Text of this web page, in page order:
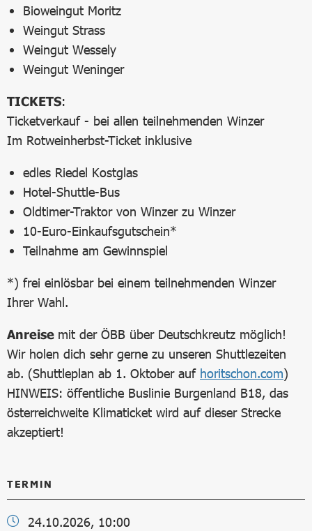
Bioweingut Moritz
Weingut Strass
Weingut Wessely
Weingut Weninger
TICKETS:
Ticketverkauf - bei allen teilnehmenden Winzer
Im Rotweinherbst-Ticket inklusive
edles Riedel Kostglas
Hotel-Shuttle-Bus
Oldtimer-Traktor von Winzer zu Winzer
10-Euro-Einkaufsgutschein*
Teilnahme am Gewinnspiel
*) frei einlösbar bei einem teilnehmenden Winzer
Ihrer Wahl.
Anreise mit der ÖBB über Deutschkreutz möglich!
Wir holen dich sehr gerne zu unseren Shuttlezeiten
ab. (Shuttleplan ab 1. Oktober auf horitschon.com)
HINWEIS: öffentliche Buslinie Burgenland B18, das
österreichweite Klimaticket wird auf dieser Strecke
akzeptiert!
TERMIN
24.10.2026, 10:00